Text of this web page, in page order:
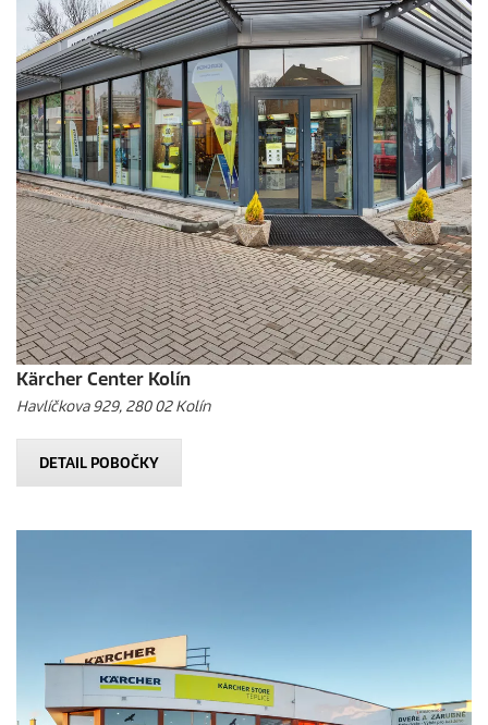
Kärcher Center Kolín
Havlíčkova 929, 280 02 Kolín
DETAIL POBOČKY